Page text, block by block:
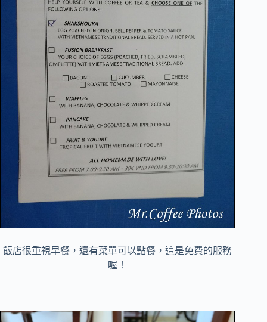
飯店很重視早餐，還有菜單可以點餐，這是免費的服務
喔！